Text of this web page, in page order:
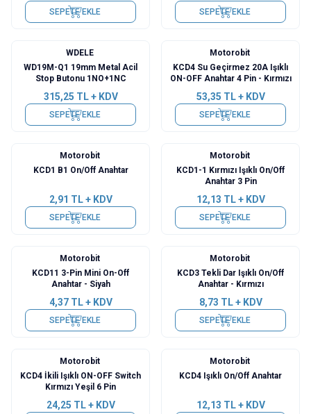
SEPETE EKLE SEPETE EKLE
WDELE
WD19M-Q1 19mm Metal Acil
Stop Butonu 1NO+1NC
315,25 TL + KDV
SEPETE EKLE
Motorobit
KCD4 Su Geçirmez 20A Işıklı
ON-OFF Anahtar 4 Pin - Kırmızı
53,35 TL + KDV
SEPETE EKLE
Motorobit
KCD1 B1 On/Off Anahtar
2,91 TL + KDV
SEPETE EKLE
Motorobit
KCD1-1 Kırmızı Işıklı On/Off
Anahtar 3 Pin
12,13 TL + KDV
SEPETE EKLE
Motorobit
KCD11 3-Pin Mini On-Off
Anahtar - Siyah
4,37TL + KDV
SEPETE EKLE
Motorobit
KCD3 Tekli Dar Işıklı On/Off
Anahtar - Kırmızı
8,73 TL + KDV
SEPETE EKLE
Motorobit
KCD4 İkili Işıklı ON-OFF Switch
Kırmızı Yeşil 6 Pin
24,25 TL + KDV
Motorobit
KCD4 Işıklı On/Off Anahtar
12,13 TL + KDV